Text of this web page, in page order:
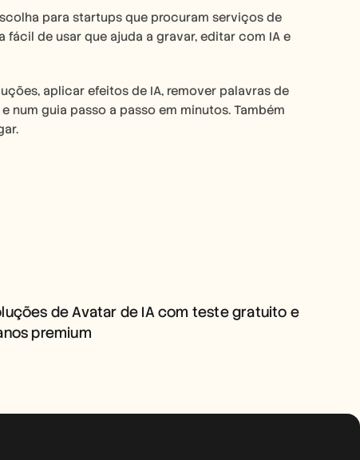
para startups que procuram serviços de
fácil de usar que ajuda a gravar, editar com IA e
aplicar efeitos de IA, remover palavras de
guia passo a passo em minutos. Também
COM TESTE GRATUITO E
PLANOS PREMIUM
de Avatar de IA com teste gratuito e
premium